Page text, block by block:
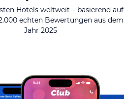
Hotels weltweit – basierend auf
echten Bewertungen aus dem
Jahr 2025